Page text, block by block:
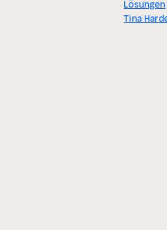
Lösungen
Tina